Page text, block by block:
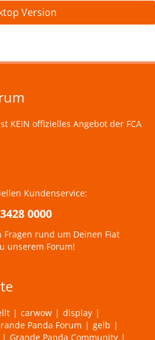
Version
KEIN offizielles Angebot der FCA
Kundenservice:
0000
Fragen rund um Deinen Fiat
unserem Forum!
carwow
display
Panda Forum
gelb
Grande Panda Community